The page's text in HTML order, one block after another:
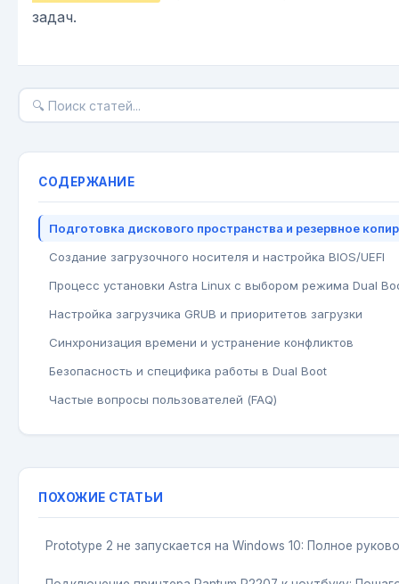
задач.
СОДЕРЖАНИЕ
Подготовка дискового пространства и резервное
Создание загрузочного носителя и настройка BIOS/UEFI
Процесс установки Astra Linux с выбором режима Dual
Настройка загрузчика GRUB и приоритетов загрузки
Синхронизация времени и устранение конфликтов
Безопасность и специфика работы в Dual Boot
Частые вопросы пользователей (FAQ)
ПОХОЖИЕ СТАТЬИ
Prototype 2 не запускается на Windows 10: Полное